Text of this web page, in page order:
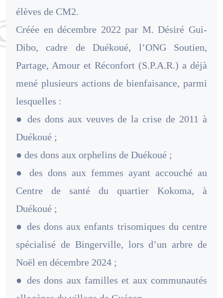
élèves de CM2.
Créée en décembre 2022 par M. Désiré Gui-
Dibo, cadre de Duékoué, l’ONG Soutien,
Partage, Amour et Réconfort (S.P.A.R.) a déjà
mené plusieurs actions de bienfaisance, parmi
lesquelles :
● des dons aux veuves de la crise de 2011 à
Duékoué ;
● des dons aux orphelins de Duékoué ;
● des dons aux femmes ayant accouché au
Centre de santé du quartier Kokoma, à
Duékoué ;
● des dons aux enfants trisomiques du centre
spécialisé de Bingerville, lors d’un arbre de
Noël en décembre 2024 ;
● des dons aux familles et aux communautés